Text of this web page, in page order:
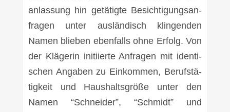
an­las­sung hin getä­tig­te Besich­ti­gungs­an­
fra­gen unter aus­län­disch klin­gen­den
Namen blie­ben eben­falls ohne Erfolg. Von
der Klä­ge­rin initi­ier­te Anfra­gen mit iden­ti­
schen Anga­ben zu Ein­kom­men, Berufs­tä­
tig­keit und Haus­halts­grö­ße unter den
Namen “Schnei­der”, “Schmidt” und